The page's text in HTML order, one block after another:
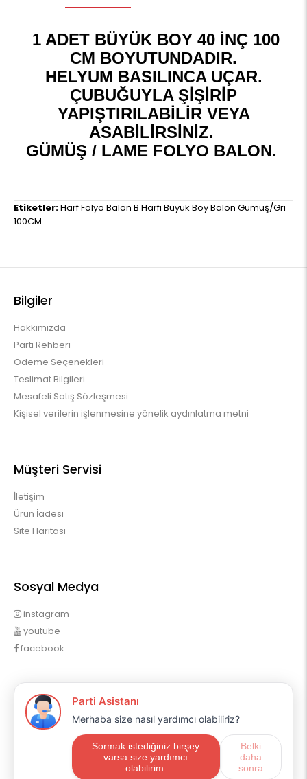
1 ADET BÜYÜK BOY 40 İNÇ 100
CM BOYUTUNDADIR.
HELYUM BASILINCA UÇAR.
ÇUBUĞUYLA ŞİŞİRİP
YAPIŞTIRILABİLİR VEYA
ASABİLİRSİNİZ.
GÜMÜŞ / LAME FOLYO BALON.
Etiketler:Harf Folyo Balon B Harfi Büyük Boy Balon Gümüş/Gri
100CM
Bilgiler
Hakkımızda
Parti Rehberi
Ödeme Seçenekleri
Teslimat Bilgileri
Mesafeli Satış Sözleşmesi
Kişisel verilerin işlenmesine yönelik aydınlatma metni
Müşteri Servisi
İletişim
Ürün İadesi
Site Haritası
Sosyal Medya
instagram
youtube
facebook
Profilim
Profilim
Sipariş Geçmişim
Alışveriş Listem